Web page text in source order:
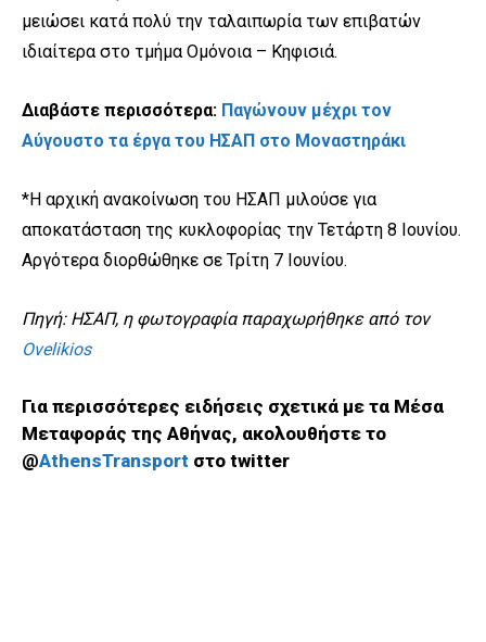
μειώσει κατά πολύ την ταλαιπωρία των επιβατών
ιδιαίτερα στο τμήμα Ομόνοια – Κηφισιά.
Διαβάστε περισσότερα: Παγώνουν μέχρι τον
Αύγουστο τα έργα του ΗΣΑΠ στο Μοναστηράκι
*Η αρχική ανακοίνωση του ΗΣΑΠ μιλούσε για
αποκατάσταση της κυκλοφορίας την Τετάρτη 8 Ιουνίου.
Αργότερα διορθώθηκε σε Τρίτη 7 Ιουνίου.
Πηγή: ΗΣΑΠ, η φωτογραφία παραχωρήθηκε από τον
Ovelikios
Για περισσότερες ειδήσεις σχετικά με τα Μέσα
Μεταφοράς της Αθήνας, ακολουθήστε το
@AthensTransport στο twitter